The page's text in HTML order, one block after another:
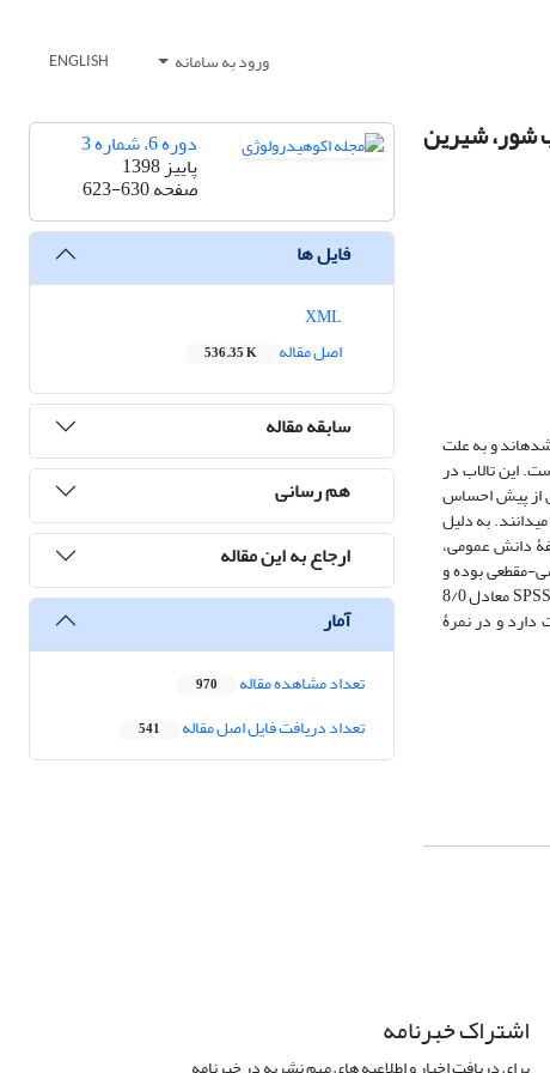
ورود به سامانه ENGLISH
شور، شیرین
و به علت
این تالاب در
از پیش احساس
به دلیل
دانش عمومی،
مقطعی بوده و
گردآوری اطلاعات از طریق پرسشنامه صورت گرفته است. روایی پرسشنامه مورد تأیید اساتید دانشکدۀ محیط زیست بوده و ضریب آلفای کرونباخ توسط نرم‏افزار SPSS22 معادل 8/0
و در نمرۀ
دوره 6، شماره 3
پاییز 1398
صفحه623-630
فایل ها
اصل مقاله
536.35 K
سابقه مقاله
هم رسانی
ارجاع به این مقاله
آمار
تعداد مشاهده مقاله 970
تعداد دریافت فایل اصل مقاله 541
اشتراک خبرنامه